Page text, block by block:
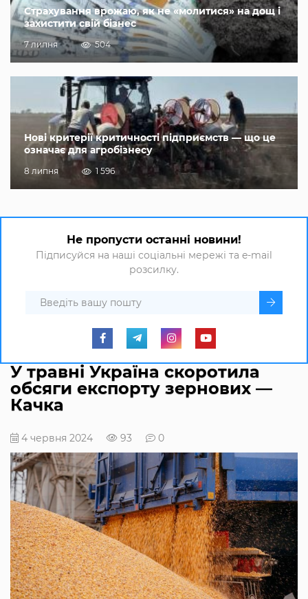
Страхування врожаю, як не «молитися» на дощ і
захистити свій бізнес
7 липня 504
Нові критерії критичності підприємств — що це
означає для агробізнесу
8 липня 1 596
Не пропусти останні новини!
Підписуйся на наші соціальні мережі та e-mail
розсилку.
У травні Україна скоротила
обсяги експорту зернових —
Качка
4 червня 2024 93 0